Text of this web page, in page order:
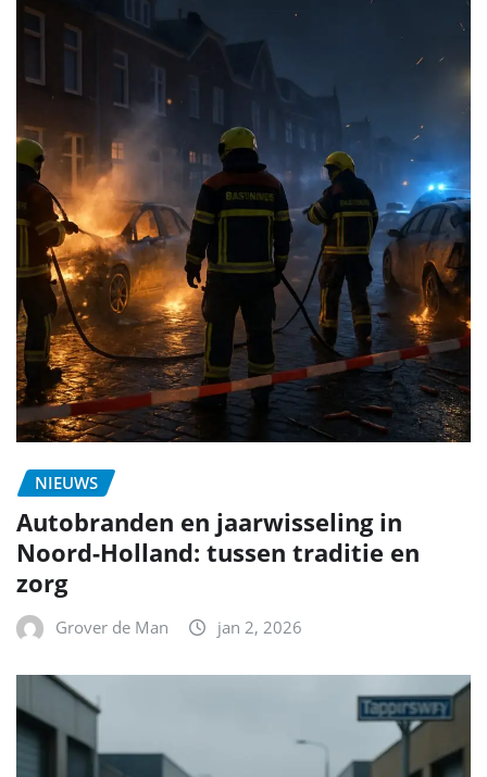
NIEUWS
Autobranden en jaarwisseling in
Noord-Holland: tussen traditie en
zorg
Grover de Man jan 2, 2026